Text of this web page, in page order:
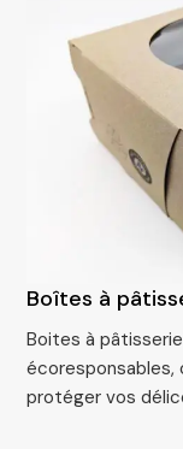
Boîtes à
Boites à
protéger vos